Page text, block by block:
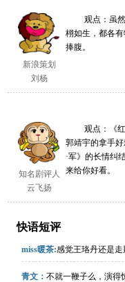
新浪策划
刘杨
观点：虽然夸
栩如生，都各
捧腹。
知名剧评人
云飞扬
观点：《红娘
郭靖宇的拿手
·军》的长情纠
来给你好看。
快语短评
miss暖茶:感觉王珞丹还是走
青文： 不就一鞭子么，演得